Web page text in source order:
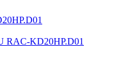
RAC-KD20HP.D01